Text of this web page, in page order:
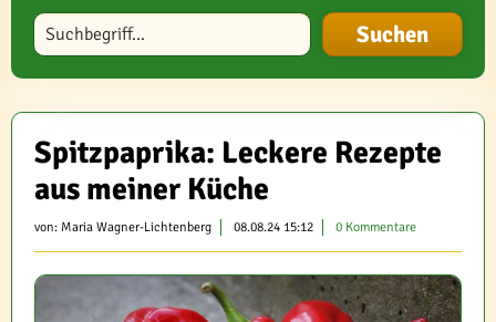
Blog durchsuchen
Spitzpaprika: Leckere Rezepte
aus meiner Küche
von: Maria Wagner-Lichtenberg 08.08.24 15:12 0 Kommentare